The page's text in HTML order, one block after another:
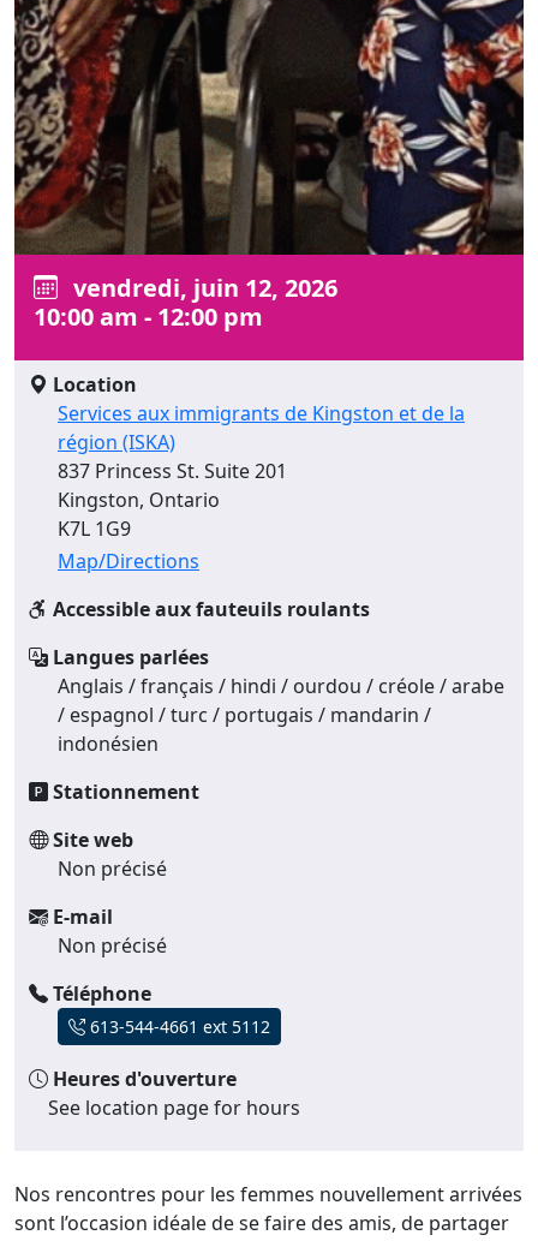
vendredi, juin 12, 2026
10:00 am - 12:00 pm
Location
Services aux immigrants de Kingston et de la
région (ISKA)
837 Princess St. Suite 201
Kingston, Ontario
K7L 1G9
Map/Directions
Accessible aux fauteuils roulants
Langues parlées
Anglais / français / hindi / ourdou / créole / arabe
/ espagnol / turc / portugais / mandarin /
indonésien
Stationnement
Site web
Non précisé
E-mail
Non précisé
Téléphone
613-544-4661 ext 5112
Heures d'ouverture
See location page for hours
Nos rencontres pour les femmes nouvellement arrivées
sont l’occasion idéale de se faire des amis, de partager